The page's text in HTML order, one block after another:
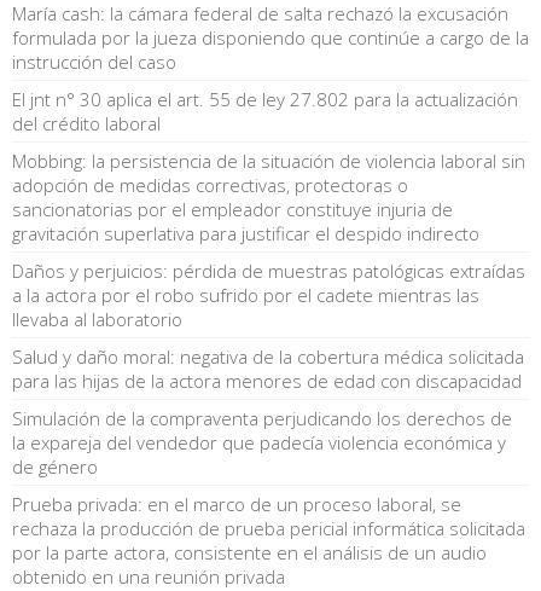
María cash: la cámara federal de salta rechazó la excusación
formulada por la jueza disponiendo que continúe a cargo de la
instrucción del caso
El jnt n° 30 aplica el art. 55 de ley 27.802 para la actualización
del crédito laboral
Mobbing: la persistencia de la situación de violencia laboral sin
adopción de medidas correctivas, protectoras o
sancionatorias por el empleador constituye injuria de
gravitación superlativa para justificar el despido indirecto
Daños y perjuicios: pérdida de muestras patológicas extraídas
a la actora por el robo sufrido por el cadete mientras las
llevaba al laboratorio
Salud y daño moral: negativa de la cobertura médica solicitada
para las hijas de la actora menores de edad con discapacidad
Simulación de la compraventa perjudicando los derechos de
la expareja del vendedor que padecía violencia económica y
de género
Prueba privada: en el marco de un proceso laboral, se
rechaza la producción de prueba pericial informática solicitada
por la parte actora, consistente en el análisis de un audio
obtenido en una reunión privada